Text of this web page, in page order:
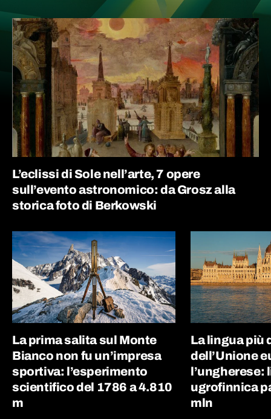
L’eclissi di Sole nell’arte, 7 opere
sull’evento astronomico: da Grosz alla
storica foto di Berkowski
La prima salita sul Monte
Bianco non fu un’impresa
sportiva: l’esperimento
scientifico del 1786 a 4.810
m
La lingua più
dell’Unione
l’ungherese:
ugrofinnica
mln